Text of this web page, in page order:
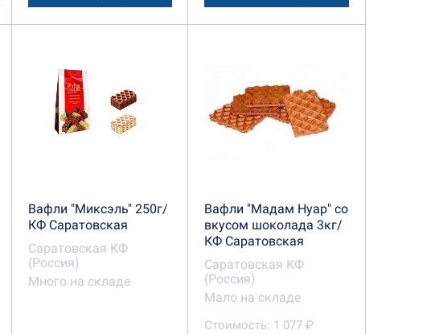
Вафли "Миксэль" 250г/
КФ Саратовская
Саратовская КФ
(Россия)
Много на складе
Вафли "Мадам Нуар" со
вкусом шоколада 3кг/
КФ Саратовская
Саратовская КФ
(Россия)
Мало на складе
Стоимость: 1 077 ₽